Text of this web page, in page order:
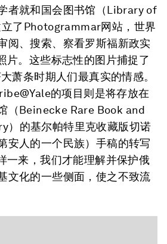
者就和国会图书馆（Library of
了Photogrammar网站，世界
阅、搜索、察看罗斯福新政实
片。这些标志性的图片捕捉了
萧条时期人们最真实的情感。
的项目则是将存放在
（Beinecke Rare Book and
的基尔帕特里克收藏版切诺
安人的一个民族）手稿的转写
一来，我们才能理解并保护俄
文化的一些侧面，使之不致流